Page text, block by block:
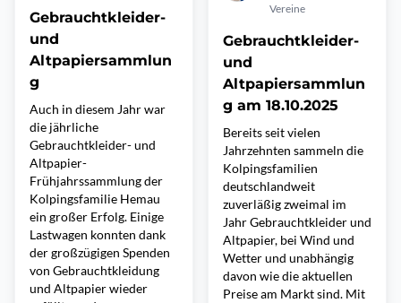
Gebrauchtkleider-
und
Altpapiersammlun
g
Auch in diesem Jahr war
die jährliche
Gebrauchtkleider- und
Altpapier-
Frühjahrssammlung der
Kolpingsfamilie Hemau
ein großer Erfolg. Einige
Lastwagen konnten dank
der großzügigen Spenden
von Gebrauchtkleidung
und Altpapier wieder
Vereine
Gebrauchtkleider-
und
Altpapiersammlun
g am 18.10.2025
Bereits seit vielen
Jahrzehnten sammeln die
Kolpingsfamilien
deutschlandweit
zuverläßig zweimal im
Jahr Gebrauchtkleider und
Altpapier, bei Wind und
Wetter und unabhängig
davon wie die aktuellen
Preise am Markt sind. Mit